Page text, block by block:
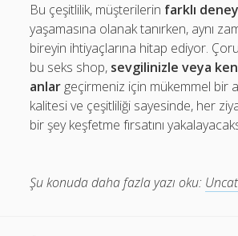
Bu çeşitlilik, müşterilerin farklı
yaşamasına olanak tanırken, aynı
bireyin ihtiyaçlarına hitap ediyor.
bu seks shop, sevgilinizle veya
anlar geçirmeniz için mükemmel bir
kalitesi ve çeşitliliği sayesinde, her
bir şey keşfetme fırsatını
Şu konuda daha fazla yazı oku: